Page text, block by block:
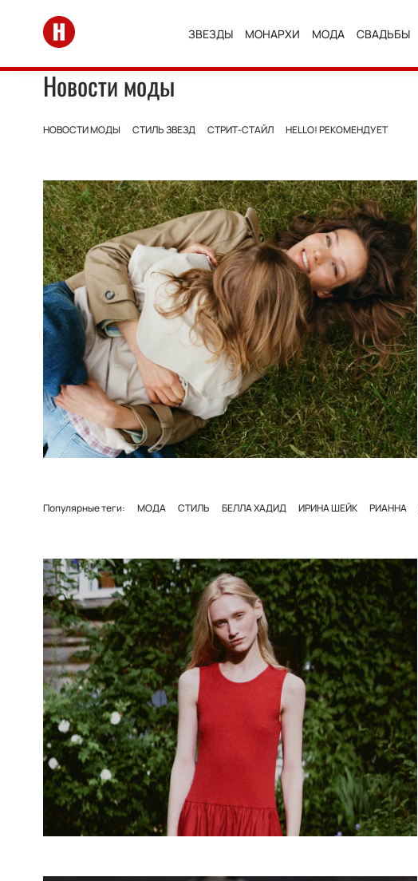
Перейти на главную
ЗВЕЗДЫ МОНАРХИ МОДА СВАДЬБЫ
Новости моды
НОВОСТИ МОДЫ СТИЛЬ ЗВЕЗД СТРИТ-СТАЙЛ HELLO! РЕКОМЕНДУЕТ
Популярные теги: МОДА СТИЛЬ БЕЛЛА ХАДИД ИРИНА ШЕЙК РИАННА